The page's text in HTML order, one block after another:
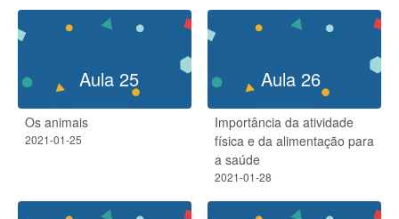
Aula 25
Os animais
2021-01-25
Aula 26
Importância da atividade
física e da alimentação para
a saúde
2021-01-28